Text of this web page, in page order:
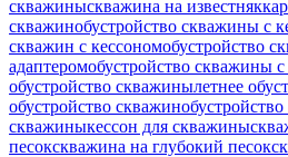
скважиныскважина на известняк
скважинобустройство скважины с
скважин с кессономобустройство
адаптеромобустройство скважины
обустройство скважинылетнее
обустройство скважин
скважиныкессон для скважины
песокскважина на глубокий песок